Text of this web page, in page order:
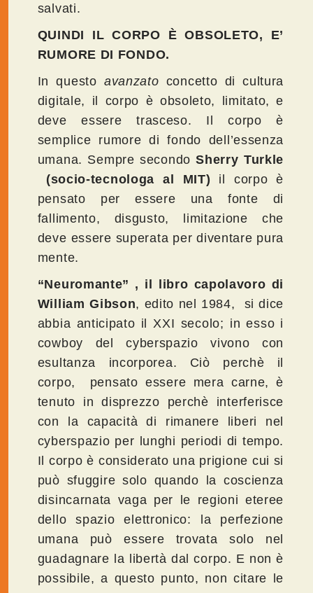
salvati.
QUINDI IL CORPO È OBSOLETO, E’
RUMORE DI FONDO.
In questo avanzato concetto di cultura
digitale, il corpo è obsoleto, limitato, e
deve essere trasceso. Il corpo è
semplice rumore di fondo dell’essenza
umana. Sempre secondoSherry Turkle
(socio-tecnologa al MIT) il corpo è
pensato per essere una fonte di
fallimento, disgusto, limitazione che
deve essere superata per diventare pura
mente.
“Neuromante” , il libro capolavoro di
William Gibson, edito nel 1984, si dice
abbia anticipato il XXI secolo; in esso i
cowboy del cyberspazio vivono con
esultanza incorporea. Ciò perchè il
corpo, pensato essere mera carne, è
tenuto in disprezzo perchè interferisce
con la capacità di rimanere liberi nel
cyberspazio per lunghi periodi di tempo.
Il corpo è considerato una prigione cui si
può sfuggire solo quando la coscienza
disincarnata vaga per le regioni eteree
dello spazio elettronico: la perfezione
umana può essere trovata solo nel
guadagnare la libertà dal corpo. E non è
possibile, a questo punto, non citare le